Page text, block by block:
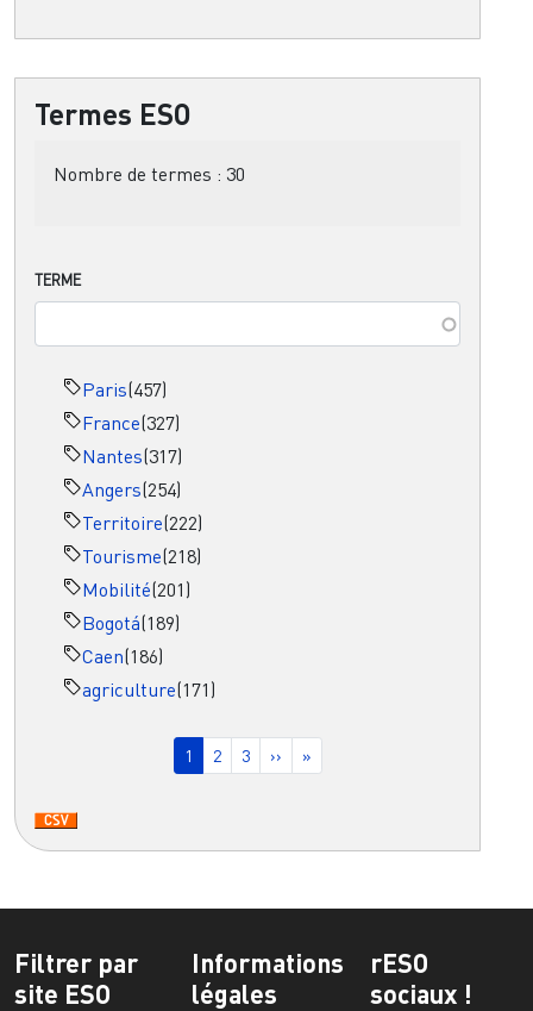
Termes ESO
Nombre de termes : 30
TERME
Paris(457)
France(327)
Nantes(317)
Angers(254)
Territoire(222)
Tourisme(218)
Mobilité(201)
Bogotá(189)
Caen(186)
agriculture(171)
Page courante
1 Page
2 Page
3 Page suivante
›› Dernière page
»
Filtrer par
site ESO
Informations
légales
rESO
sociaux !